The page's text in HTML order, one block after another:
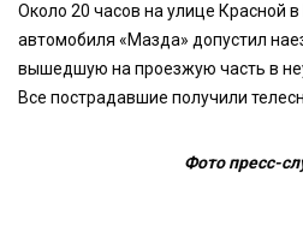
Около 20 часов на улице Красной
автомобиля «Мазда» допустил
вышедшую на проезжую часть в
Все пострадавшие получили
Фото пресс-